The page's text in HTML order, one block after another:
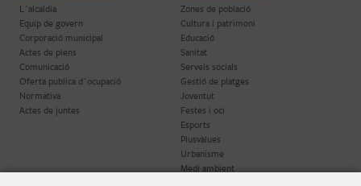
L´alcaldia
Equip de govern
Corporació municipal
Actes de plens
Comunicació
Oferta publica d´ocupació
Normativa
Actes de juntes
Zones de població
Cultura i patrimoni
Educació
Sanitat
Serveis socials
Gestió de platges
Joventut
Festes i oci
Esports
Plusvàlues
Urbanisme
Medi ambient